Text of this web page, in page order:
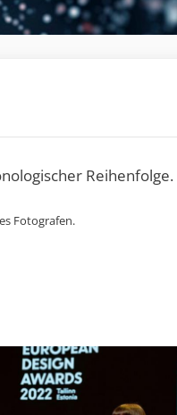
Reihenfolge.
Fotografen.